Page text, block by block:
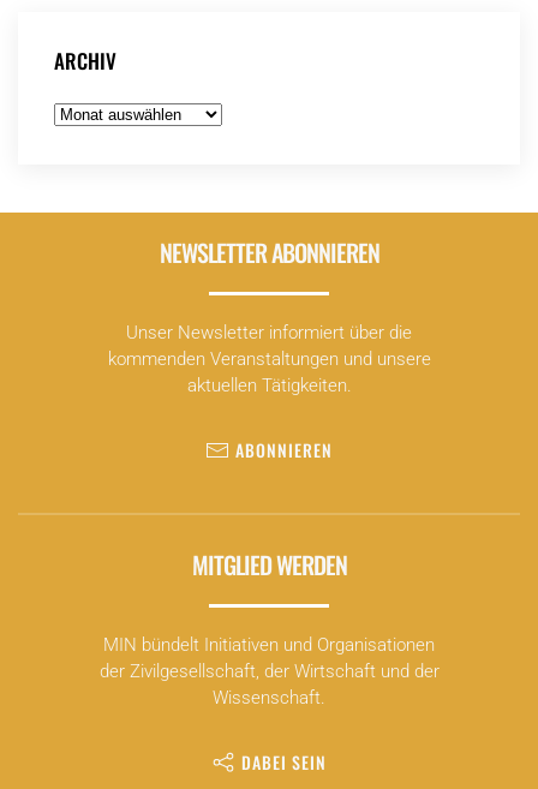
ARCHIV
Archiv
NEWSLETTER ABONNIEREN
Unser Newsletter informiert über die
kommenden Veranstaltungen und unsere
aktuellen Tätigkeiten.
ABONNIEREN
MITGLIED WERDEN
MIN bündelt Initiativen und Organisationen
der Zivilgesellschaft, der Wirtschaft und der
Wissenschaft.
DABEI SEIN